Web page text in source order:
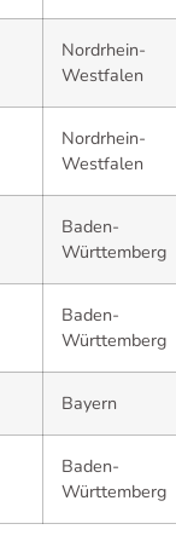
Nordrhein-
Westfalen
Nordrhein-
Westfalen
Baden-
Württemberg
Baden-
Württemberg
Bayern
Baden-
Württemberg